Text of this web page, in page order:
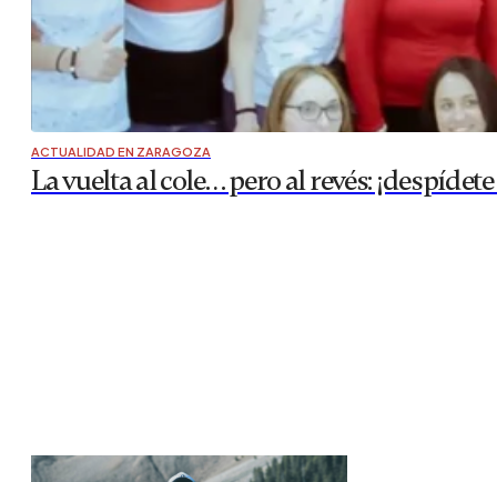
ACTUALIDAD EN ZARAGOZA
La vuelta al cole… pero al revés: